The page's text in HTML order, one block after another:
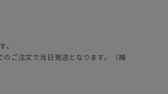
。
ご注文で当日発送となります。（補